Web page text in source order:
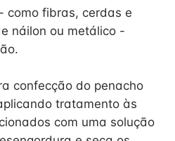
como fibras, cerdas e
náilon ou metálico -
confecção do penacho
tratamento às
com uma solução